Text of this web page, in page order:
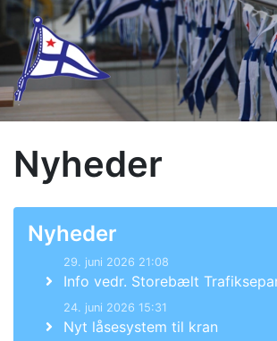
Nyheder
Nyheder
29. juni 2026 21:08
Info vedr. Storebælt
24. juni 2026 15:31
Nyt låsesystem til kran